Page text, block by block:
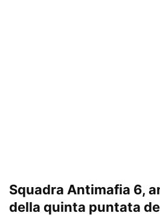
Squadra Antimafia 6,
della quinta puntata